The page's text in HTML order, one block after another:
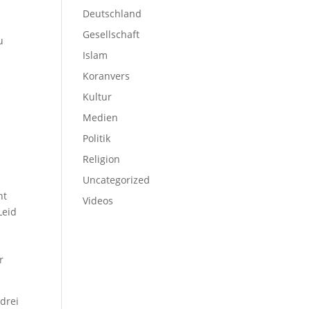
Deutschland
Gesellschaft
Islam
Koranvers
Kultur
Medien
Politik
Religion
Uncategorized
Videos